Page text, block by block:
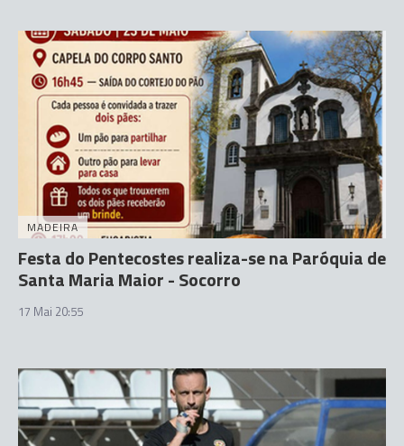
MADEIRA
Festa do Pentecostes realiza-se na Paróquia de
Santa Maria Maior - Socorro
17 Mai 20:55